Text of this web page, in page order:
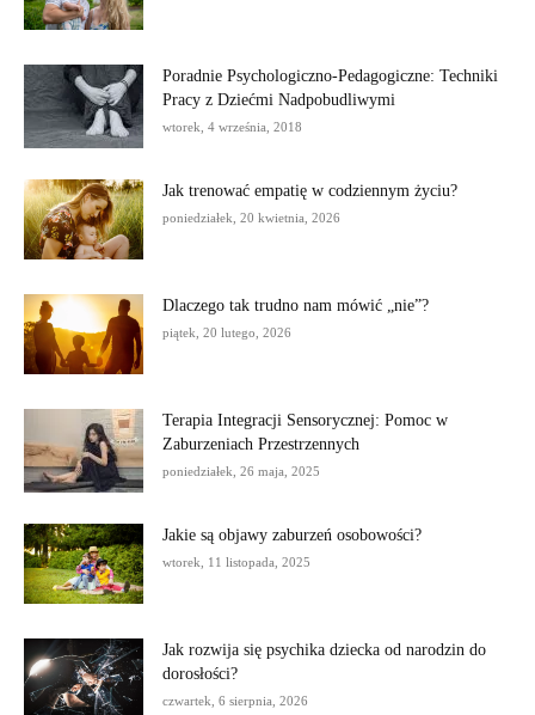
Poradnie Psychologiczno-Pedagogiczne: Techniki
Pracy z Dziećmi Nadpobudliwymi
wtorek, 4 września, 2018
Jak trenować empatię w codziennym życiu?
poniedziałek, 20 kwietnia, 2026
Dlaczego tak trudno nam mówić „nie”?
piątek, 20 lutego, 2026
Terapia Integracji Sensorycznej: Pomoc w
Zaburzeniach Przestrzennych
poniedziałek, 26 maja, 2025
Jakie są objawy zaburzeń osobowości?
wtorek, 11 listopada, 2025
Jak rozwija się psychika dziecka od narodzin do
dorosłości?
czwartek, 6 sierpnia, 2026